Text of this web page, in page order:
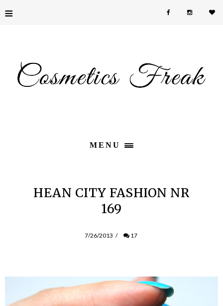
≡
MENU
HEAN CITY FASHION NR
169
7/26/2013 / 17